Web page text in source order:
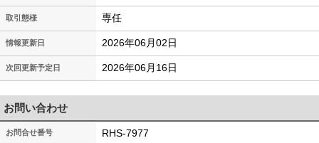
取引態様 専任
情報更新日 2026年06月02日
次回更新予定日 2026年06月16日
お問い合わせ
お問合せ番号 RHS-7977